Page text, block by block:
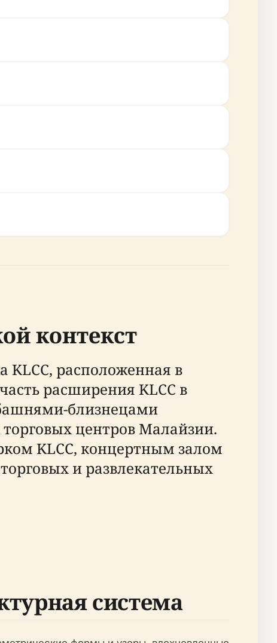
контекст
KLCC, расположенная в
расширения KLCC в
башнями-близнецами
центров Малайзии.
KLCC, концертным залом
и развлекательных
система